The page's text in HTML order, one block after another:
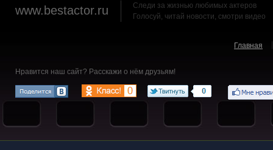
www.bestactor.ru
Следи за жизнью любимых актеров
Голосуй, читай новости, смотри видео
Главная
Нравится наш сайт? Расскажи о нём друзьям!